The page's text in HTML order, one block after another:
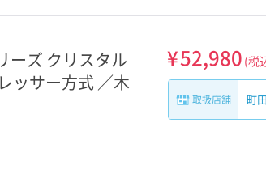
ーズ クリスタル
ッサー方式 ／木
¥52,980 (税
取扱店舗 町